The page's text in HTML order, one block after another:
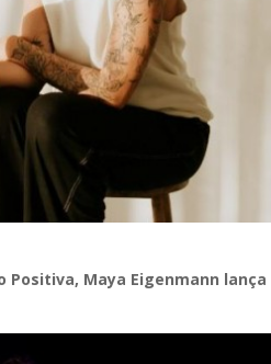
Positiva, Maya Eigenmann lança